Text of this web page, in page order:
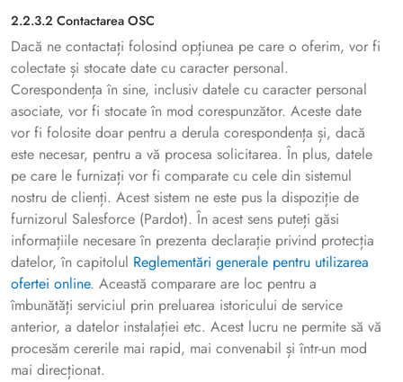
2.2.3.2 Contactarea OSC
Dacă ne contactați folosind opțiunea pe care o oferim, vor fi
colectate și stocate date cu caracter personal.
Corespondența în sine, inclusiv datele cu caracter personal
asociate, vor fi stocate în mod corespunzător. Aceste date
vor fi folosite doar pentru a derula corespondența și, dacă
este necesar, pentru a vă procesa solicitarea. În plus, datele
pe care le furnizați vor fi comparate cu cele din sistemul
nostru de clienți. Acest sistem ne este pus la dispoziție de
furnizorul Salesforce (Pardot). În acest sens puteți găsi
informațiile necesare în prezenta declarație privind protecția
datelor, în capitolul Reglementări generale pentru utilizarea
ofertei online. Această comparare are loc pentru a
îmbunătăți serviciul prin preluarea istoricului de service
anterior, a datelor instalației etc. Acest lucru ne permite să vă
procesăm cererile mai rapid, mai convenabil și într-un mod
mai direcționat.